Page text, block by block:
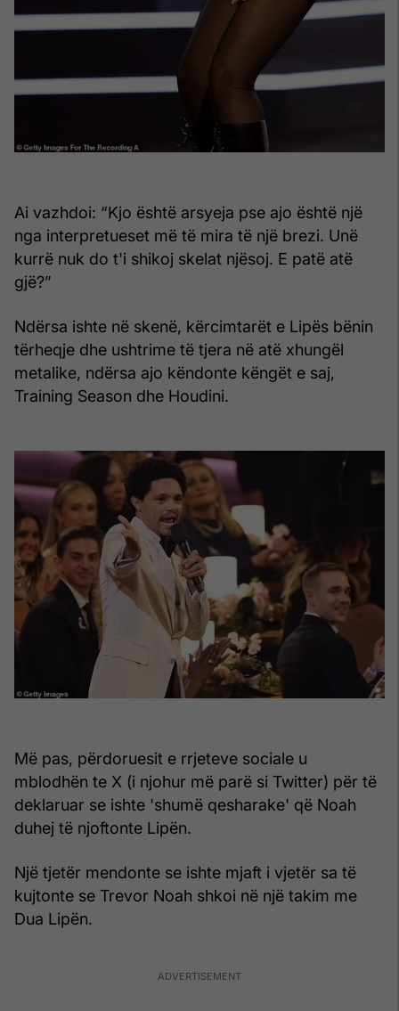
Ai vazhdoi: “Kjo është arsyeja pse ajo është një
nga interpretueset më të mira të një brezi. Unë
kurrë nuk do t'i shikoj skelat njësoj. E patë atë
gjë?”
Ndërsa ishte në skenë, kërcimtarët e Lipës bënin
tërheqje dhe ushtrime të tjera në atë xhungël
metalike, ndërsa ajo këndonte këngët e saj,
Training Season dhe Houdini.
Më pas, përdoruesit e rrjeteve sociale u
mblodhën te X (i njohur më parë si Twitter) për të
deklaruar se ishte 'shumë qesharake' që Noah
duhej të njoftonte Lipën.
Një tjetër mendonte se ishte mjaft i vjetër sa të
kujtonte se Trevor Noah shkoi në një takim me
Dua Lipën.